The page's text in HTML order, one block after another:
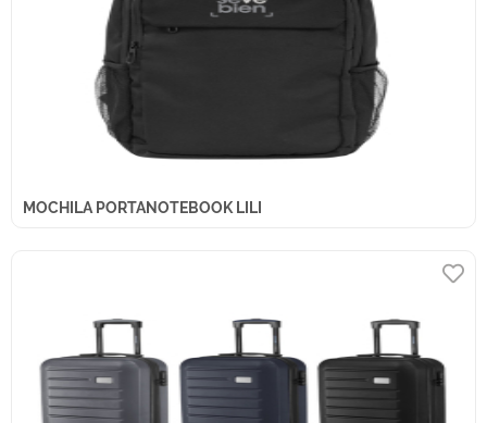
MOCHILA PORTANOTEBOOK LILI